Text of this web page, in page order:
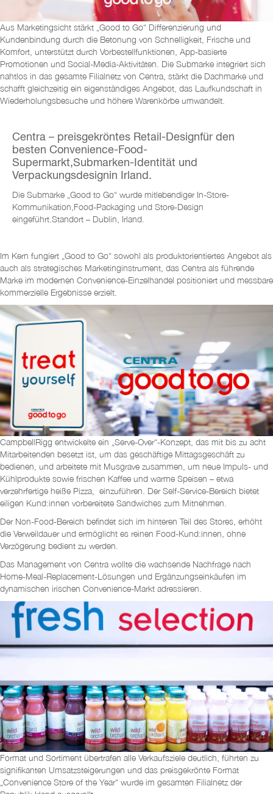
Aus Marketingsicht stärkt „Good to Go“ Differenzierung und
Kundenbindung durch die Betonung von Schnelligkeit, Frische und
Komfort, unterstützt durch Vorbestellfunktionen, App-basierte
Promotionen und Social-Media-Aktivitäten. Die Submarke integriert sich
nahtlos in das gesamte Filialnetz von Centra, stärkt die Dachmarke und
schafft gleichzeitig ein eigenständiges Angebot, das Laufkundschaft in
Wiederholungsbesuche und höhere Warenkörbe umwandelt.
Centra – preisgekröntes Retail-Designfür den
besten Convenience-Food-
Supermarkt,Submarken-Identität und
Verpackungsdesign in Irland.
Die Submarke „Good to Go“ wurde mitlebendiger In-Store-
Kommunikation, Food-Packaging und Store-Design
eingeführt. Standort – Dublin, Irland.
Im Kern fungiert „Good to Go“ sowohl als produktorientiertes Angebot als
auch als strategisches Marketinginstrument, das Centra als führende
Marke im modernen Convenience-Einzelhandel positioniert und messbare
kommerzielle Ergebnisse erzielt.
CampbellRigg entwickelte ein „Serve-Over“-Konzept, das mit bis zu acht
Mitarbeitenden besetzt ist, um das geschäftige Mittagsgeschäft zu
bedienen, und arbeitete mit Musgrave zusammen, um neue Impuls- und
Kühlprodukte sowie frischen Kaffee und warme Speisen – etwa
verzehrfertige heiße Pizza, einzuführen. Der Self-Service-Bereich bietet
eiligen Kund:innen vorbereitete Sandwiches zum Mitnehmen.
Der Non-Food-Bereich befindet sich im hinteren Teil des Stores, erhöht
die Verweildauer und ermöglicht es reinen Food-Kund:innen, ohne
Verzögerung bedient zu werden.
Das Management von Centra wollte die wachsende Nachfrage nach
Home-Meal-Replacement-Lösungen und Ergänzungseinkäufen im
dynamischen irischen Convenience-Markt adressieren.
Format und Sortiment übertrafen alle Verkaufsziele deutlich, führten zu
signifikanten Umsatzsteigerungen und das preisgekrönte Format
„Convenience Store of the Year“ wurde im gesamten Filialnetz der